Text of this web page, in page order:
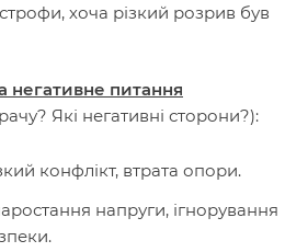
хоча різкий розрив був
негативне питання
Які негативні сторони?):
конфлікт, втрата опори.
напруги, ігнорування